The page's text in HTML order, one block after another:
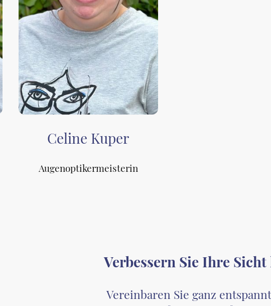
Celine Kuper
Augenoptikermeisterin
Verbessern Sie Ihre Sicht
Vereinbaren Sie ganz